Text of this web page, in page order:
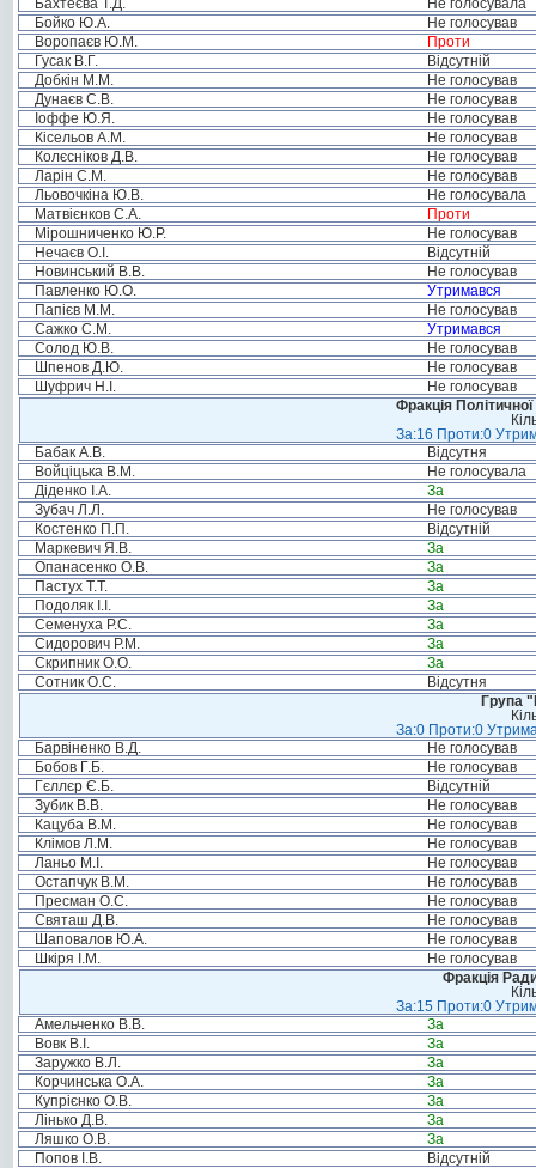
Бахтеєва Т.Д.
Не голосувала
Бойко Ю.А.
Не голосував
Воропаєв Ю.М.
Проти
Гусак В.Г.
Відсутній
Добкін М.М.
Не голосував
Дунаєв С.В.
Не голосував
Іоффе Ю.Я.
Не голосував
Кісельов А.М.
Не голосував
Колєсніков Д.В.
Не голосував
Ларін С.М.
Не голосував
Льовочкіна Ю.В.
Не голосувала
Матвієнков С.А.
Проти
Мірошниченко Ю.Р.
Не голосував
Нечаєв О.І.
Відсутній
Новинський В.В.
Не голосував
Павленко Ю.О.
Утримався
Папієв М.М.
Не голосував
Сажко С.М.
Утримався
Солод Ю.В.
Не голосував
Шпенов Д.Ю.
Не голосував
Шуфрич Н.І.
Не голосував
Фракція
За:16 Проти:0
Бабак А.В.
Відсутня
Войціцька В.М.
Не голосувала
Діденко І.А.
За
Зубач Л.Л.
Не голосував
Костенко П.П.
Відсутній
Маркевич Я.В.
За
Опанасенко О.В.
За
Пастух Т.Т.
За
Подоляк І.І.
За
Семенуха Р.С.
За
Сидорович Р.М.
За
Скрипник О.О.
За
Сотник О.С.
Відсутня
Група
За:0 Проти:0
Барвіненко В.Д.
Не голосував
Бобов Г.Б.
Не голосував
Гєллєр Є.Б.
Відсутній
Зубик В.В.
Не голосував
Кацуба В.М.
Не голосував
Клімов Л.М.
Не голосував
Ланьо М.І.
Не голосував
Остапчук В.М.
Не голосував
Пресман О.С.
Не голосував
Святаш Д.В.
Не голосував
Шаповалов Ю.А.
Не голосував
Шкіря І.М.
Не голосував
Фракція
За:15 Проти:0
Амельченко В.В.
За
Вовк В.І.
За
Заружко В.Л.
За
Корчинська О.А.
За
Купрієнко О.В.
За
Лінько Д.В.
За
Ляшко О.В.
За
Попов І.В.
Відсутній